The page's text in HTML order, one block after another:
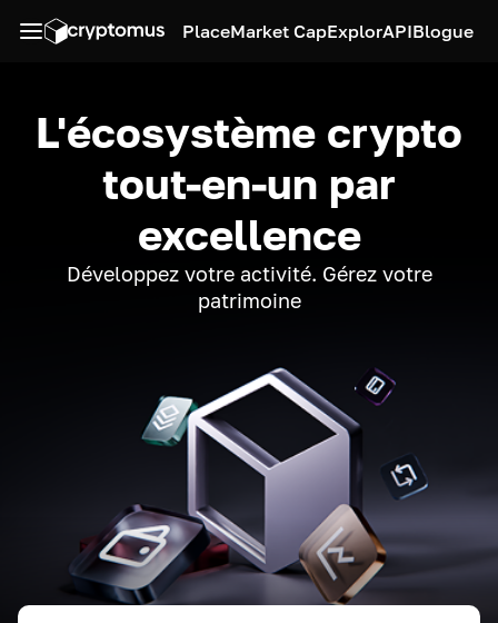
PlaceMarket CapExplorAPIBlogue
L'écosystème crypto
tout-en-un par
excellence
Développez votre activité. Gérez votre
patrimoine